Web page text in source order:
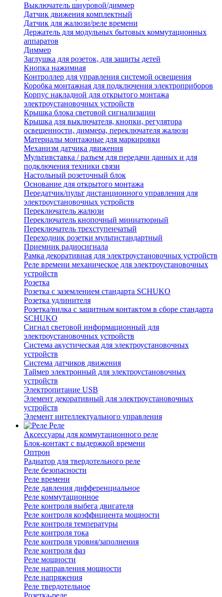
Выключатель шнуровой/диммер
Датчик движения комплектный
Датчик для жалюзи/реле времени
Держатель для модульных бытовых коммутационных
аппаратов
Диммер
Заглушка для розеток, для защиты детей
Кнопка нажимная
Контроллер для управления системой освещения
Коробка монтажная для подключения электроприборов
Корпус накладной для открытого монтажа
электроустановочных устройств
Крышка блока световой сигнализации
Крышка для выключателя, кнопки, регулятора
освещенности, диммера, переключателя жалюзи
Материалы монтажные для маркировки
Механизм датчика движения
Мультивставка / разъем для передачи данных и для
подключения техники связи
Настольный розеточный блок
Основание для открытого монтажа
Передатчик/пульт дистанционного управления для
электроустановочных устройств
Переключатель жалюзи
Переключатель кнопочный миниатюрный
Переключатель трехступенчатый
Переходник розетки мультистандартный
Приемник радиосигнала
Рамка декоративная для электроустановочных устройств
Реле времени механическое для электроустановочных
устройств
Розетка
Розетка с заземлением стандарта SCHUKO
Розетка удлинителя
Розетка/вилка с защитным контактом в сборе стандарта
SCHUKO
Сигнал световой информационный для
электроустановочных устройств
Система акустическая для электроустановочных
устройств
Система датчиков движения
Таймер электронный для электроустановочных
устройств
Электропитание USB
Элемент декоративный для электроустановочных
устройств
Элемент интеллектуального управления
Реле
Аксессуары для коммутационного реле
Блок-контакт с выдержкой времени
Оптрон
Радиатор для твердотельного реле
Реле безопасности
Реле времени
Реле давления дифференциальное
Реле коммутационное
Реле контроля выбега двигателя
Реле контроля коэффициента мощности
Реле контроля температуры
Реле контроля тока
Реле контроля уровня/заполнения
Реле контроля фаз
Реле мощности
Реле направления мощности
Реле напряжения
Реле твердотельное
Розетка-реле